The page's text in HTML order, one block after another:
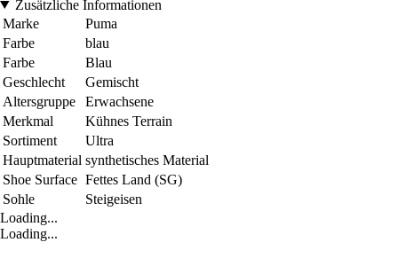
Zusätzliche Informationen
Marke
Puma
Farbe
blau
Farbe
Blau
Geschlecht
Gemischt
Altersgruppe
Erwachsene
Merkmal
Kühnes Terrain
Sortiment
Ultra
Hauptmaterial synthetisches Material
Shoe Surface Fettes Land (SG)
Sohle
Steigeisen
Loading...
Loading...